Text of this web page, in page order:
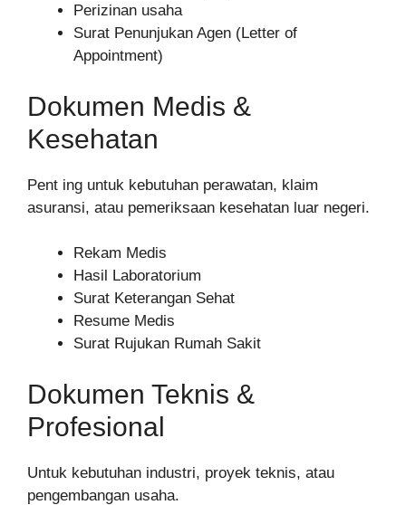
Perizinan usaha
Surat Penunjukan Agen (Letter of
Appointment)
Dokumen Medis &
Kesehatan
Pent ing untuk kebutuhan perawatan, klaim
asuransi, atau pemeriksaan kesehatan luar negeri.
Rekam Medis
Hasil Laboratorium
Surat Keterangan Sehat
Resume Medis
Surat Rujukan Rumah Sakit
Dokumen Teknis &
Profesional
Untuk kebutuhan industri, proyek teknis, atau
pengembangan usaha.